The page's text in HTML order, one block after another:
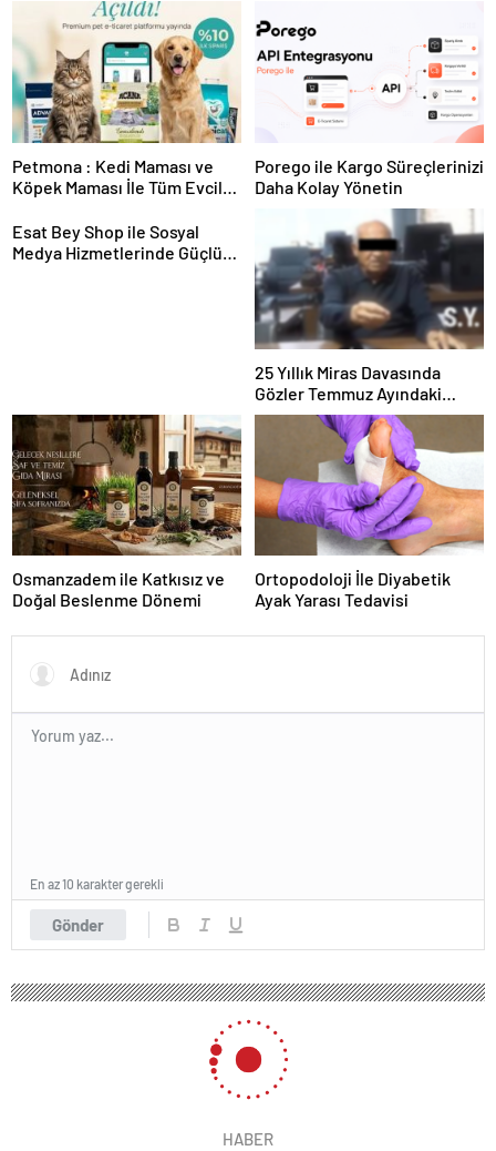
Petmona : Kedi Maması ve
Köpek Maması İle Tüm Evcil
Porego ile Kargo Süreçlerinizi
Daha Kolay Yönetin
Esat Bey Shop ile Sosyal
Medya Hizmetlerinde Güçlü
25 Yıllık Miras Davasında
Gözler Temmuz Ayındaki
Karar Duruşmasına Çevrildi
Osmanzadem ile Katkısız ve
Doğal Beslenme Dönemi
Ortopodoloji İle Diyabetik
Ayak Yarası Tedavisi
Gönder
En az 10 karakter gerekli
HABER